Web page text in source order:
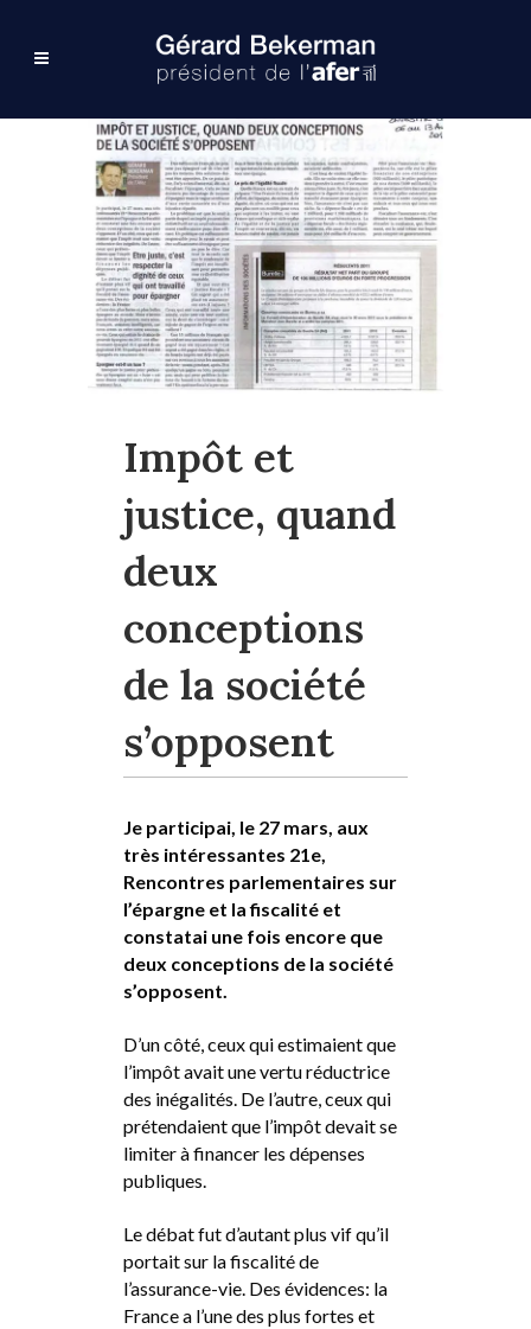
Impôt et
justice, quand
deux
conceptions
de la société
s’opposent
Je participai, le 27 mars, aux
très intéressantes 21e,
Rencontres parlementaires sur
l’épargne et la fiscalité et
constatai une fois encore que
deux conceptions de la société
s’opposent.
D’un côté, ceux qui estimaient que
l’impôt avait une vertu réductrice
des inégalités. De l’autre, ceux qui
prétendaient que l’impôt devait se
limiter à financer les dépenses
publiques.
Le débat fut d’autant plus vif qu’il
portait sur la fiscalité de
l’assurance-vie. Des évidences: la
France a l’une des plus fortes et